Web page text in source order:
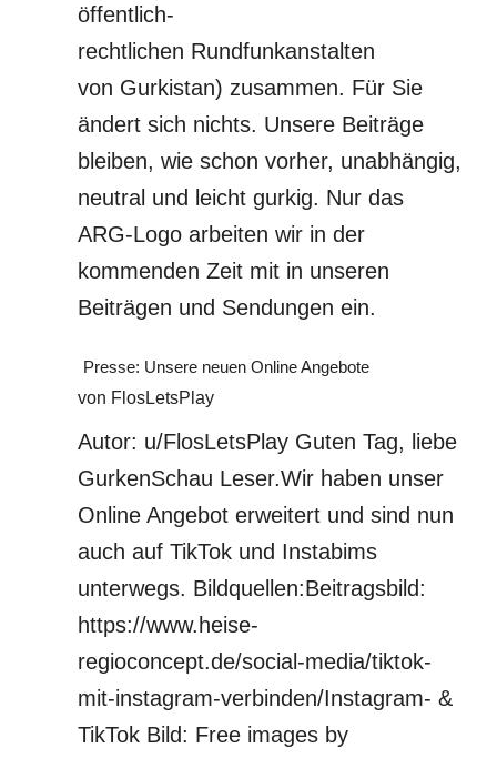
öffentlich-
rechtlichen Rundfunkanstalten
von Gurkistan) zusammen. Für Sie
ändert sich nichts. Unsere Beiträge
bleiben, wie schon vorher, unabhängig,
neutral und leicht gurkig. Nur das
ARG-Logo arbeiten wir in der
kommenden Zeit mit in unseren
Beiträgen und Sendungen ein.
Presse: Unsere neuen Online Angebote
von FlosLetsPlay
Autor: u/FlosLetsPlay Guten Tag, liebe
GurkenSchau Leser.Wir haben unser
Online Angebot erweitert und sind nun
auch auf TikTok und Instabims
unterwegs. Bildquellen:Beitragsbild:
https://www.heise-
regioconcept.de/social-media/tiktok-
mit-instagram-verbinden/Instagram- &
TikTok Bild: Free images by